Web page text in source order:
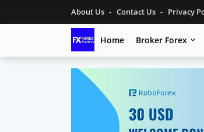
About Us Contact Us Privacy
Home Broker Forex